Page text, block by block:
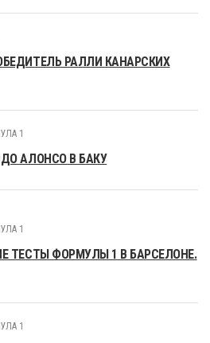
РАЛЛИ КАНАРСКИХ
1
АЛОНСО В БАКУ
1
ТЕСТЫ ФОРМУЛЫ 1 В БАРСЕЛОНЕ.
1